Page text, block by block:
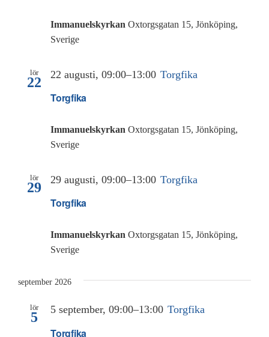
EFTER:
Immanuelskyrkan Oxtorgsgatan 15, Jönköping,
Sverige
lör
22
Torgfika
22 augusti, 09:00–13:00 Torgfika
Immanuelskyrkan Oxtorgsgatan 15, Jönköping,
Sverige
lör
29
Torgfika
29 augusti, 09:00–13:00 Torgfika
Immanuelskyrkan Oxtorgsgatan 15, Jönköping,
Sverige
september 2026
lör
5
Torgfika
5 september, 09:00–13:00 Torgfika